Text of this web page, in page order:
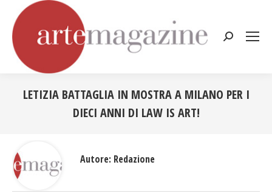
Cerca:
LETIZIA BATTAGLIA IN MOSTRA A MILANO PER I
DIECI ANNI DI LAW IS ART!
Autore: Redazione